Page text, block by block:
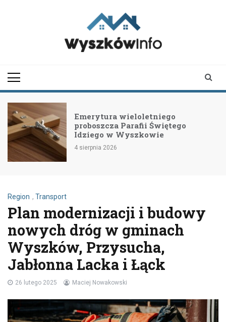
Emerytura wieloletniego
proboszcza Parafii Świętego
Idziego w Wyszkowie
4 sierpnia 2026
Region , Transport
Plan modernizacji i budowy
nowych dróg w gminach
Wyszków, Przysucha,
Jabłonna Lacka i Łąck
26 lutego 2025 Maciej Nowakowski